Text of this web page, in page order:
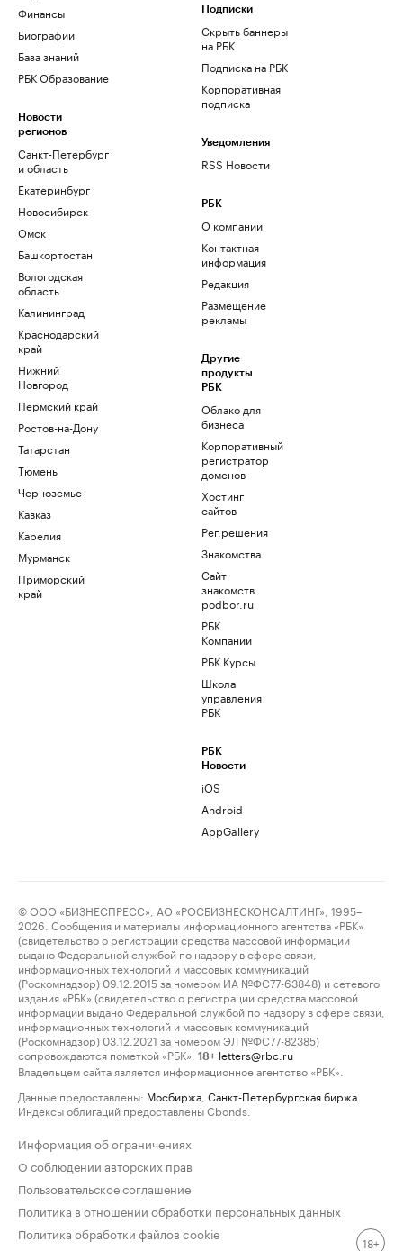
Финансы
Биографии
База знаний
РБК Образование
Новости
регионов
Санкт-Петербург
и область
Екатеринбург
Новосибирск
Омск
Башкортостан
Вологодская
область
Калининград
Краснодарский
край
Нижний
Новгород
Пермский край
Ростов-на-Дону
Татарстан
Тюмень
Черноземье
Кавказ
Карелия
Мурманск
Приморский
край
Подписки
Скрыть баннеры
на РБК
Подписка на РБК
Корпоративная
подписка
Уведомления
RSS Новости
РБК
О компании
Контактная
информация
Редакция
Размещение
рекламы
Другие
продукты
РБК
Облако для
бизнеса
Корпоративный
регистратор
доменов
Хостинг
сайтов
Рег.решения
Знакомства
Сайт
знакомств
podbor.ru
РБК
Компании
РБК Курсы
Школа
управления
РБК
РБК
Новости
iOS
Android
AppGallery
© ООО «БИЗНЕСПРЕСС», АО «РОСБИЗНЕСКОНСАЛТИНГ», 1995–
2026. Сообщения и материалы информационного агентства «РБК»
(свидетельство о регистрации средства массовой информации
выдано Федеральной службой по надзору в сфере связи,
информационных технологий и массовых коммуникаций
(Роскомнадзор) 09.12.2015 за номером ИА №ФС77-63848) и сетевого
издания «РБК» (свидетельство о регистрации средства массовой
информации выдано Федеральной службой по надзору в сфере связи,
информационных технологий и массовых коммуникаций
(Роскомнадзор) 03.12.2021 за номером ЭЛ №ФС77-82385)
сопровождаются пометкой «РБК».
18+ letters@rbc.ru
Владельцем сайта является информационное агентство «РБК».
Данные предоставлены: Мосбиржа Санкт-Петербургская биржа
Индексы облигаций предоставлены Cbonds.
Информация об ограничениях
О соблюдении авторских прав
Пользовательское соглашение
Политика в отношении обработки персональных данных
Политика обработки файлов cookie
18+